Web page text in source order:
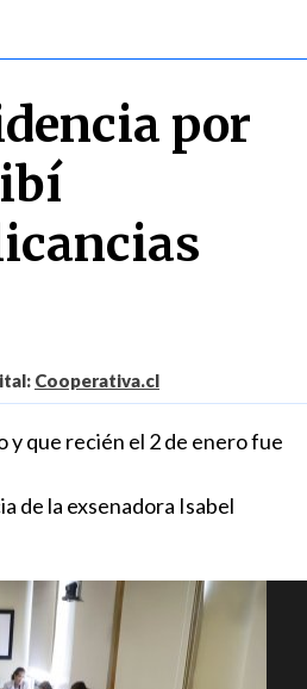
por
Cooperativa.cl
y que recién el 2 de enero fue
de la exsenadora Isabel